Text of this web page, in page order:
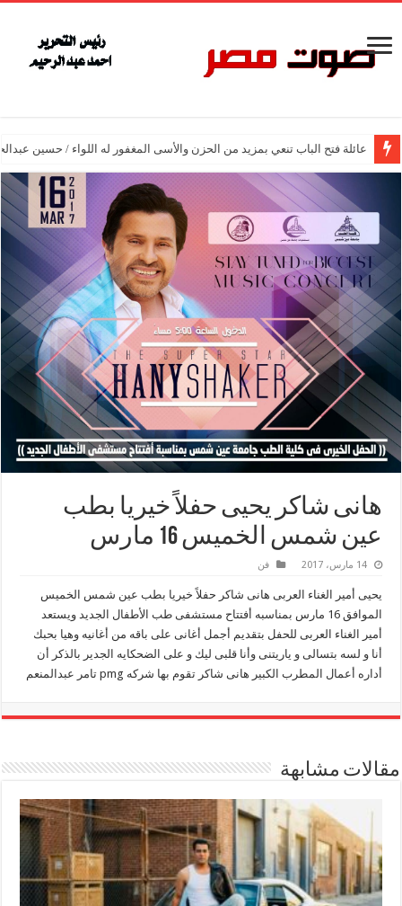
عائلة فتح الباب تنعي بمزيد من الحزن والأسى المغفور له اللواء / حسين
هانى شاكر يحيى حفلاً خيريا بطب
عين شمس الخميس 16 مارس
14 مارس، 2017 فن
يحيى أمير الغناء العربى هانى شاكر حفلاً خيريا بطب عين شمس الخميس
الموافق 16 مارس بمناسبه أفتتاح مستشفى طب الأطفال الجديد ويستعد
أمير الغناء العربى للحفل بتقديم أجمل أغانى على باقه من أغانيه وهيا بحبك
أنا و لسه بتسالى و ياريتنى وأنا قلبى ليك و على الضحكايه الجدير بالذكر أن
أداره أعمال المطرب الكبير هانى شاكر تقوم بها شركه pmg تامر عبدالمنعم
مقالات مشابهة